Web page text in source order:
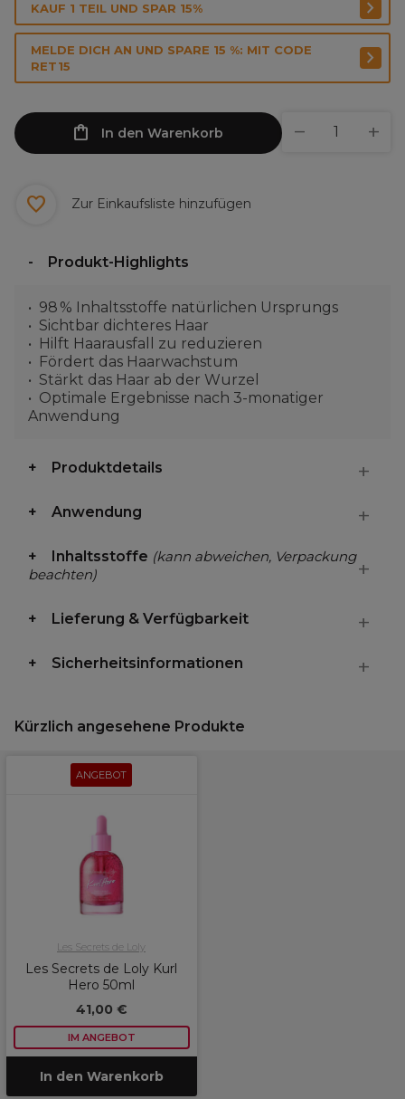
KAUF 1 TEIL UND SPAR 15%
MELDE DICH AN UND SPARE 15 %: MIT CODE
RET15
In den Warenkorb
Zur Einkaufsliste hinzufügen
Produkt-Highlights
98 % Inhaltsstoffe natürlichen Ursprungs
Sichtbar dichteres Haar
Hilft Haarausfall zu reduzieren
Fördert das Haarwachstum
Stärkt das Haar ab der Wurzel
Optimale Ergebnisse nach 3-monatiger
Anwendung
Produktdetails
Anwendung
Inhaltsstoffe (kann abweichen, Verpackung
beachten)
Lieferung & Verfügbarkeit
Sicherheitsinformationen
Kürzlich angesehene Produkte
ANGEBOT
Les Secrets de Loly
Les Secrets de Loly Kurl
Hero 50ml
41,00 €
IM ANGEBOT
In den Warenkorb